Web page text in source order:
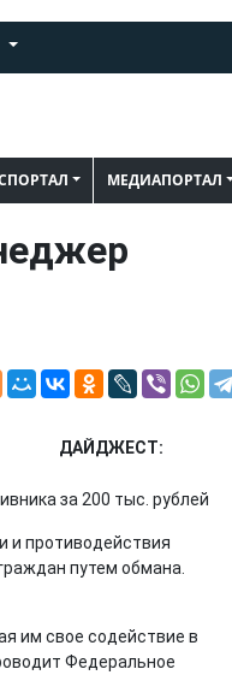
МЕДИАПОРТАЛ
ДАЙДЖЕСТ:
и противодействия
путем обмана.
им свое содействие в
Федеральное